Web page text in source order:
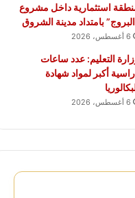
استثمارية داخل مشروع
بامتداد مدينة الشروق
6 أغسطس، 2026
التعليم: عدد ساعات
أكبر لمواد شهادة
6 أغسطس، 2026